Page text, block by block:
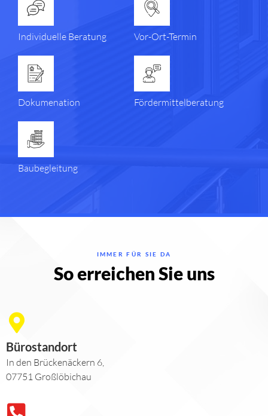
Individuelle Beratung Vor-Ort-Termin
Dokumenation Förder­mittel­beratung
Baubegleitung
IMMER FÜR SIE DA
So erreichen Sie uns
Bürostandort
In den Brückenäckern 6,
07751 Großlöbichau